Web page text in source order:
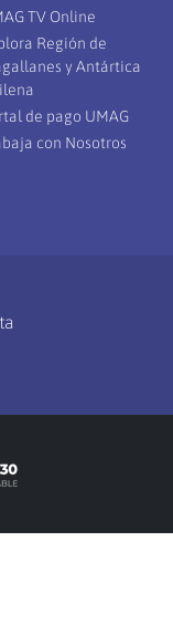
TV Online
Región de
y Antártica
de pago UMAG
con Nosotros